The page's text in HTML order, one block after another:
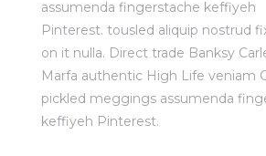
assumenda fingerstache keffiyeh
Pinterest. tousled aliquip nostrud
on it nulla. Direct trade Banksy
Marfa authentic High Life veniam
pickled meggings assumenda
keffiyeh Pinterest.